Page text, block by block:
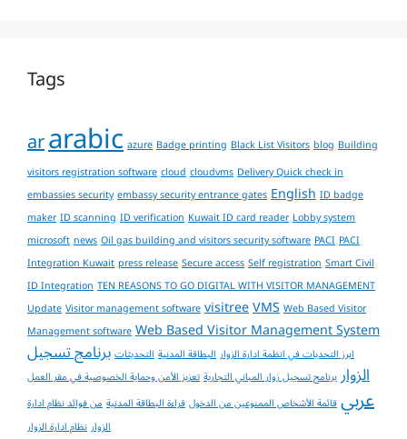
Tags
ararabicazureBadge printing Black List Visitorsblog Building
visitors registration softwarecloudcloudvmsDelivery Quick check in
embassies securityembassy security entrance gatesEnglishID badge
makerID scanning ID verificationKuwait ID card readerLobby system
microsoftnewsOil gas building and visitors security softwarePACIPACI
Integration Kuwaitpress releaseSecure accessSelf registrationSmart Civil
ID IntegrationTEN REASONS TO GO DIGITAL WITH VISITOR MANAGEMENT
UpdateVisitor management softwarevisitreeVMSWeb Based Visitor
Management softwareWeb Based Visitor Management System
ابرز التحديات في انظمة ادارة الزوارالبطاقة المدنيةالتحديثاتبرنامج تسجيل
الزواربرنامج تسجيل زوار المباني التجاريةتعزيز الأمن وحماية الخصوصية في مقر العمل
عربيقائمة الأشخاص الممنوعين من الدخولقراءة البطاقة المدنيةمن فوائد نظام ادارة
الزوارنظام ادارة الزوار